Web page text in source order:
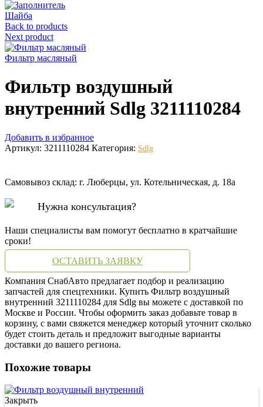
Шайба
Back to products
Next product
Фильтр масляный
Фильтр воздушный
внутренний Sdlg 3211110284
Добавить в избранное
Артикул: 3211110284 Категория: Sdlg
Самовывоз склад: г. Люберцы, ул. Котельническая, д. 18а
Нужна консультация?
Наши специалисты вам помогут бесплатно в кратчайшие
сроки!
ОСТАВИТЬ ЗАЯВКУ
Компания СнабАвто предлагает подбор и реализацию
запчастей для спецтехники. Купить Фильтр воздушный
внутренний 3211110284 для Sdlg вы можете с доставкой по
Москве и России. Чтобы оформить заказ добавьте товар в
корзину, с вами свяжется менеджер который уточнит сколько
будет стоить деталь и предложит выгодные варианты
доставки до вашего региона.
Похожие товары
Закрыть